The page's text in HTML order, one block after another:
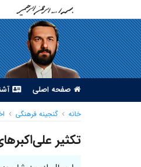
صفحه اصلی
خانه گنجینه فرهنگی
تکثیر